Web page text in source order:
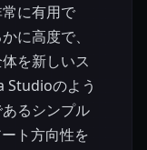
に有用で
に高度で、
を新しいス
Studioのよう
るシンプル
ト方向性を